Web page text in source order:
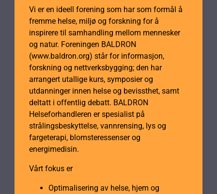
Vi er en ideell forening som har som formål å
fremme helse, miljø og forskning for å
inspirere til samhandling mellom mennesker
og natur. Foreningen BALDRON
(www.baldron.org) står for informasjon,
forskning og nettverksbygging; den har
arrangert utallige kurs, symposier og
utdanninger innen helse og bevissthet, samt
deltatt i offentlig debatt. BALDRON
Helseforhandleren er spesialist på
strålingsbeskyttelse, vannrensing, lys og
fargeterapi, blomsteressenser og
energimedisin.
Vårt fokus er
Optimalisering av helse, hjem og